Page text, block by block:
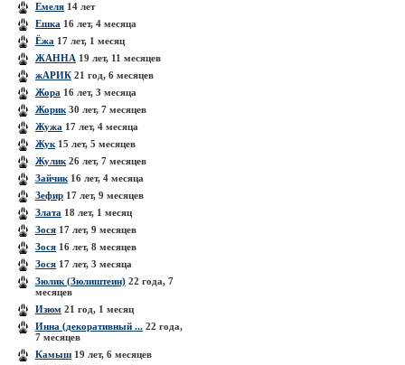
Емеля 14 лет
Ешка 16 лет, 4 месяца
Ёжа 17 лет, 1 месяц
ЖАННА 19 лет, 11 месяцев
жАРИК 21 год, 6 месяцев
Жора 16 лет, 3 месяца
Жорик 30 лет, 7 месяцев
Жужа 17 лет, 4 месяца
Жук 15 лет, 5 месяцев
Жулик 26 лет, 7 месяцев
Зайчик 16 лет, 4 месяца
Зефир 17 лет, 9 месяцев
Злата 18 лет, 1 месяц
Зося 17 лет, 9 месяцев
Зося 16 лет, 8 месяцев
Зося 17 лет, 3 месяца
Зюлик (Зюлиштеин) 22 года, 7
месяцев
Изюм 21 год, 1 месяц
Инна (декоративный ... 22 года,
7 месяцев
Камыш 19 лет, 6 месяцев